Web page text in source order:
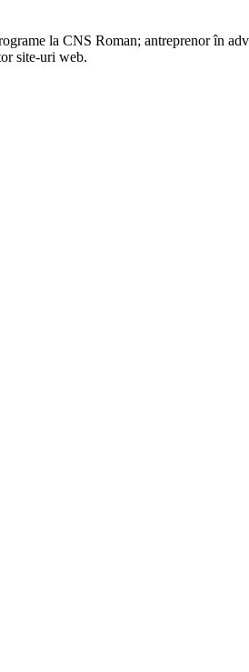
la CNS Roman; antreprenor în
site-uri web.